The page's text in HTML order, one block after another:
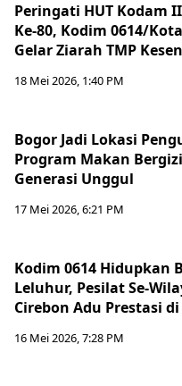
Peringati HUT Kodam
Ke-80, Kodim 0614/
Gelar Ziarah TMP
18 Mei 2026, 1:40 PM
Bogor Jadi Lokasi
Program Makan
Generasi Unggul
17 Mei 2026, 6:21 PM
Kodim 0614 Hidupkan
Leluhur, Pesilat Se-
Cirebon Adu Prestasi
16 Mei 2026, 7:28 PM